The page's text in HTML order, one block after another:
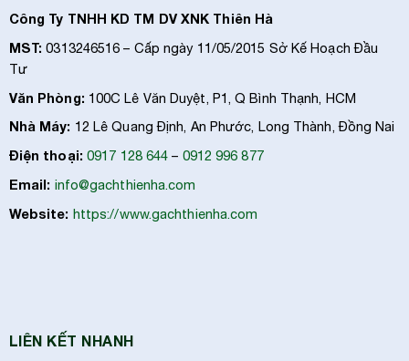
Công Ty TNHH KD TM DV XNK Thiên Hà
MST: 0313246516 – Cấp ngày 11/05/2015 Sở Kế Hoạch Đầu
Tư
Văn Phòng: 100C Lê Văn Duyệt, P1, Q Bình Thạnh, HCM
Nhà Máy: 12 Lê Quang Định, An Phước, Long Thành, Đồng Nai
Điện thoại: 0917 128 644 – 0912 996 877
Email: info@gachthienha.com
Website: https://www.gachthienha.com
LIÊN KẾT NHANH